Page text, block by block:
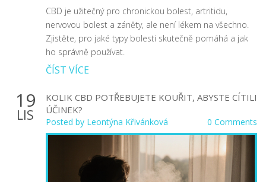
CBD je užitečný pro chronickou bolest, artritidu,
nervovou bolest a záněty, ale není lékem na všechno.
Zjistěte, pro jaké typy bolesti skutečně pomáhá a jak
ho správně používat.
ČÍST VÍCE
19
LIS
KOLIK CBD POTŘEBUJETE KOUŘIT, ABYSTE CÍTILI
ÚČINEK?
Posted by Leontýna Křivánková 0 Comments